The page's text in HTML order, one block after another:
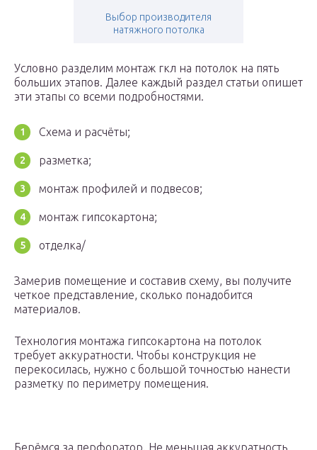
Выбор производителя
натяжного потолка
Условно разделим монтаж гкл на потолок на пять
больших этапов. Далее каждый раздел статьи опишет
эти этапы со всеми подробностями.
Схема и расчёты;
разметка;
монтаж профилей и подвесов;
монтаж гипсокартона;
отделка/
Замерив помещение и составив схему, вы получите
четкое представление, сколько понадобится
материалов.
Технология монтажа гипсокартона на потолок
требует аккуратности. Чтобы конструкция не
перекосилась, нужно с большой точностью нанести
разметку по периметру помещения.
Берёмся за перфоратор. Не меньшая аккуратность